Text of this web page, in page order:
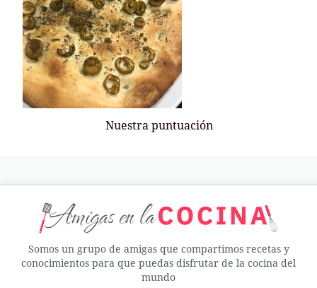
Nuestra puntuación
Somos un grupo de amigas que compartimos recetas y
conocimientos para que puedas disfrutar de la cocina del
mundo